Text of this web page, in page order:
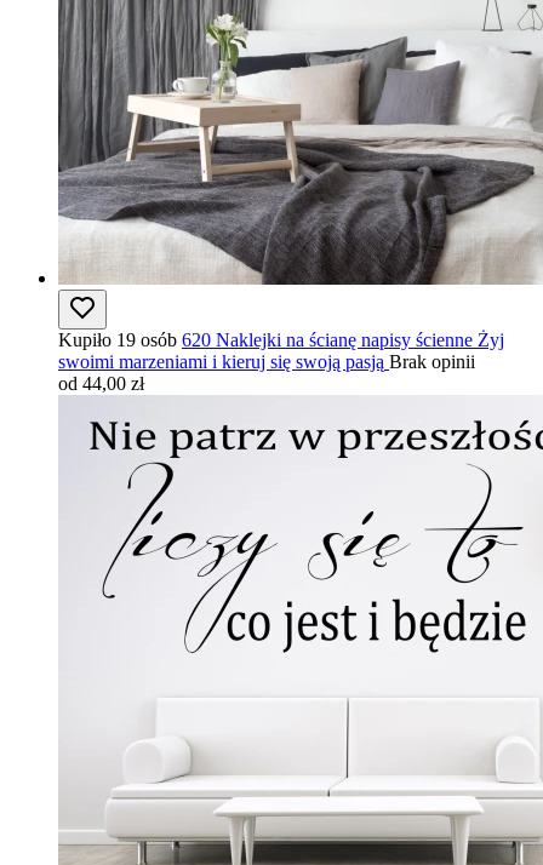
Kupiło 19 osób 620 Naklejki na ścianę napisy ścienne Żyj
swoimi marzeniami i kieruj się swoją pasją Brak opinii
od 44,00 zł